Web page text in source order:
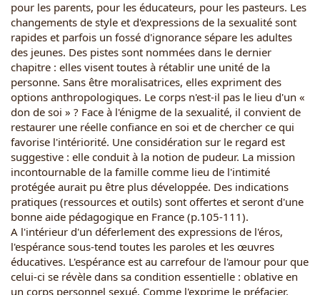
pour les parents, pour les éducateurs, pour les pasteurs. Les
changements de style et d'expressions de la sexualité sont
rapides et parfois un fossé d'ignorance sépare les adultes
des jeunes. Des pistes sont nommées dans le dernier
chapitre : elles visent toutes à rétablir une unité de la
personne. Sans être moralisatrices, elles expriment des
options anthropologiques. Le corps n'est-il pas le lieu d'un «
don de soi » ? Face à l'énigme de la sexualité, il convient de
restaurer une réelle confiance en soi et de chercher ce qui
favorise l'intériorité. Une considération sur le regard est
suggestive : elle conduit à la notion de pudeur. La mission
incontournable de la famille comme lieu de l'intimité
protégée aurait pu être plus développée. Des indications
pratiques (ressources et outils) sont offertes et seront d'une
bonne aide pédagogique en France (p.105-111).
A l'intérieur d'un déferlement des expressions de l'éros,
l'espérance sous-tend toutes les paroles et les œuvres
éducatives. L'espérance est au carrefour de l'amour pour que
celui-ci se révèle dans sa condition essentielle : oblative en
un corps personnel sexué. Comme l'exprime le préfacier,